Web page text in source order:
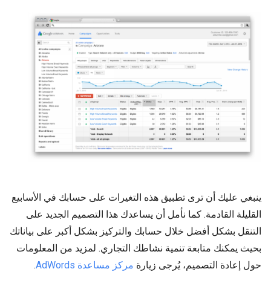
ينبغي عليك أن ترى تطبيق هذه التغيرات على حسابك في الأسابيع
القليلة القادمة. كما نأمل أن يساعدك هذا التصميم الجديد على
التنقل بشكل أفضل خلال حسابك والتركيز بشكل أكبر على بياناتك
بحيث يمكنك متابعة تنمية نشاطك التجاري. لمزيد من المعلومات
حول إعادة التصميم، يُرجى زيارة مركز مساعدة AdWords
.